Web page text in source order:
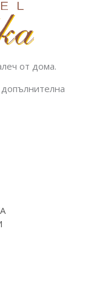
от дома.